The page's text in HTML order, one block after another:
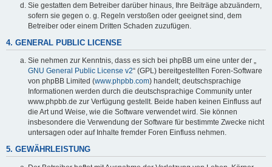
Sie gestatten dem Betreiber darüber hinaus, Ihre Beiträge abzuändern,
sofern sie gegen o. g. Regeln verstoßen oder geeignet sind, dem
Betreiber oder einem Dritten Schaden zuzufügen.
4. GENERAL PUBLIC LICENSE
Sie nehmen zur Kenntnis, dass es sich bei phpBB um eine unter der „
GNU General Public License v2“ (GPL) bereitgestellten Foren-Software
von phpBB Limited (www.phpbb.com) handelt; deutschsprachige
Informationen werden durch die deutschsprachige Community unter
www.phpbb.de zur Verfügung gestellt. Beide haben keinen Einfluss auf
die Art und Weise, wie die Software verwendet wird. Sie können
insbesondere die Verwendung der Software für bestimmte Zwecke nicht
untersagen oder auf Inhalte fremder Foren Einfluss nehmen.
5. GEWÄHRLEISTUNG